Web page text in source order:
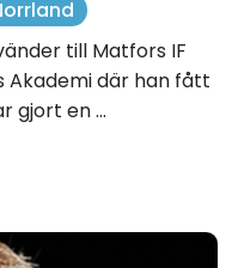
till Matfors IF
Akademi där han fått
gjort en ...